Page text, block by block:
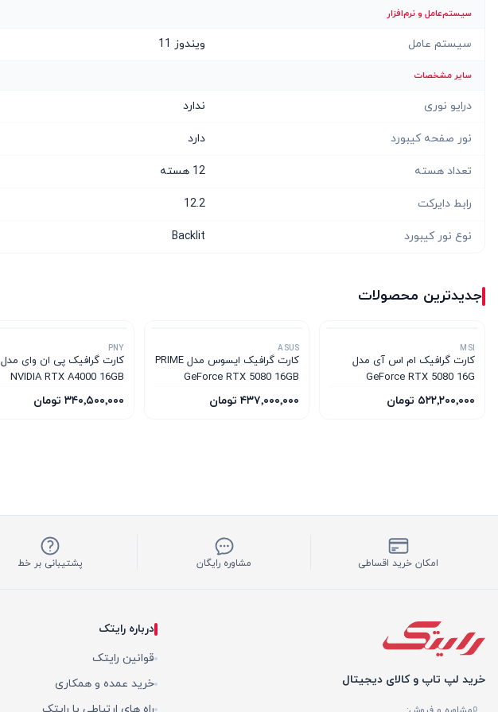
سیستم‌عامل و نرم‌افزار
سیستم عامل ویندوز 11
سایر مشخصات
درایو نوری ندارد
نور صفحه کیبورد دارد
تعداد هسته 12 هسته
رابط دایرکت 12.2
نوع نور کیبورد Backlit
جدیدترین محصولات
MSI
کارت گرافیک ام‌ اس‌ آی مدل
GeForce RTX 5080 16G
VENTUS 3X OC WHITE
۵۲۲٬۲۰۰٬۰۰۰ تومان
ASUS
کارت گرافیک ایسوس مدل PRIME
GeForce RTX 5080 16GB
GDDR7 OC Edition
۴۳۷٬۰۰۰٬۰۰۰ تومان
PNY
کارت گرافیک پی ان وای مدل
NVIDIA RTX A4000 16GB
۳۴۰٬۵۰۰٬۰۰۰ تومان
امکان خرید اقساطی مشاوره رایگان پشتیبانی بر خط
خرید لپ تاپ و کالای دیجیتال
درباره رایتک
قوانین رایتک
خرید عمده و همکاری